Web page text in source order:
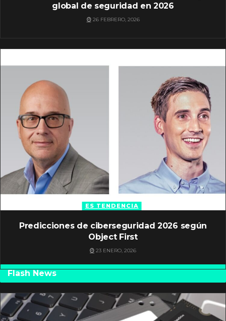
global de seguridad en 2026
26 FEBRERO, 2026
ES TENDENCIA
Predicciones de ciberseguridad 2026 según
Object First
23 ENERO, 2026
Flash News